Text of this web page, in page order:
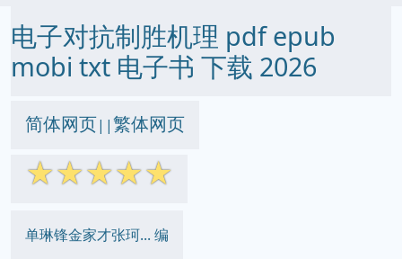
电子对抗制胜机理 pdf epub
mobi txt 电子书 下载 2026
简体网页||繁体网页
☆☆☆☆☆
单琳锋金家才张珂... 编